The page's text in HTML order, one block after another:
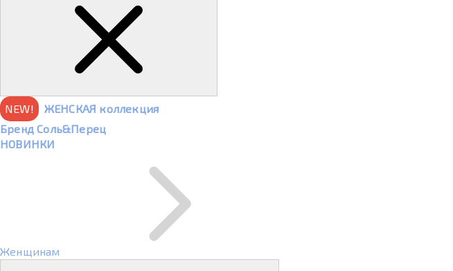
NEW!
ЖЕНСКАЯ коллекция
Бренд Соль&Перец
НОВИНКИ
Женщинам